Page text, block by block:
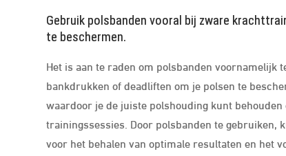
Gebruik polsbanden vooral bij zware
te beschermen.
Het is aan te raden om polsbanden
bankdrukken of deadliften om je polsen te
waardoor je de juiste polshouding kunt
trainingssessies. Door polsbanden te
voor het behalen van optimale resultaten en het